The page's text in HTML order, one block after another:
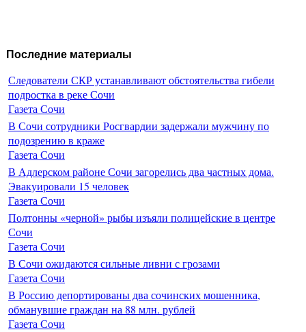
Последние материалы
Следователи СКР устанавливают обстоятельства гибели
подростка в реке Сочи
Газета Сочи
В Сочи сотрудники Росгвардии задержали мужчину по
подозрению в краже
Газета Сочи
В Адлерском районе Сочи загорелись два частных дома.
Эвакуировали 15 человек
Газета Сочи
Полтонны «черной» рыбы изъяли полицейские в центре
Сочи
Газета Сочи
В Сочи ожидаются сильные ливни с грозами
Газета Сочи
В Россию депортированы два сочинских мошенника,
обманувшие граждан на 88 млн. рублей
Газета Сочи